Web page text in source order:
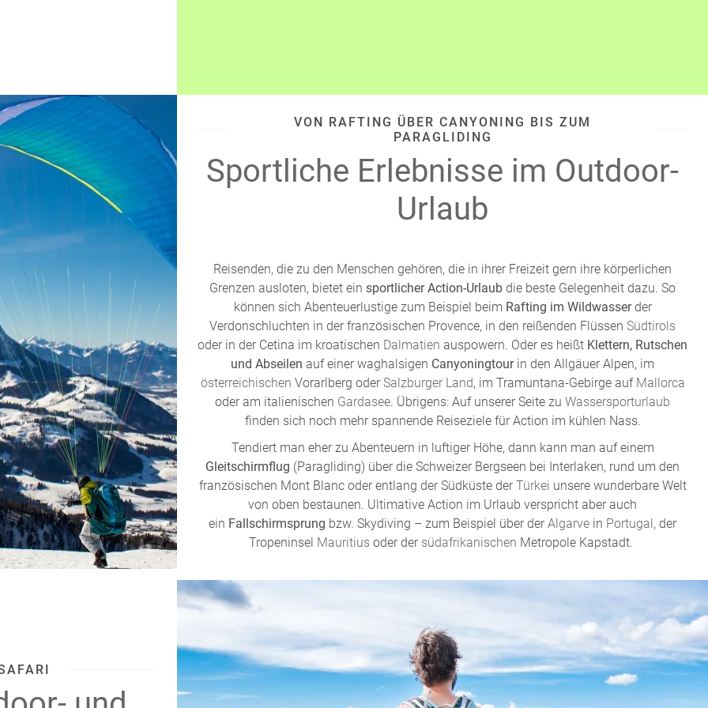
VON RAFTING ÜBER CANYONING BIS ZUM
PARAGLIDING
Sportliche Erlebnisse im Outdoor-
Urlaub
Reisenden, die zu den Menschen gehören, die in ihrer Freizeit gern ihre körperlichen
Grenzen ausloten, bietet ein sportlicher Action-Urlaub die beste Gelegenheit dazu. So
können sich Abenteuerlustige zum Beispiel beim Rafting im Wildwasserder
Verdonschluchten in der französischen Provence, in den reißenden Flüssen Südtirols
oder in der Cetina im kroatischen Dalmatien auspowern. Oder es heißt Klettern, Rutschen
und Abseilen auf einer waghalsigen Canyoningtour in den Allgäuer Alpen, im
österreichischen Vorarlberg oder Salzburger Land, im Tramuntana-Gebirge auf Mallorca
oder am italienischen Gardasee. Übrigens: Auf unserer Seite zu Wassersporturlaub
finden sich noch mehr spannende Reiseziele für Action im kühlen Nass.
Tendiert man eher zu Abenteuern in luftiger Höhe, dann kann man auf einem
Gleitschirmflug (Paragliding) über die Schweizer Bergseen bei Interlaken, rund um den
französischen Mont Blanc oder entlang der Südküste der Türkei unsere wunderbare Welt
von oben bestaunen. Ultimative Action im Urlaub verspricht aber auch
ein Fallschirmsprung bzw. Skydiving – zum Beispiel über der Algarve in Portugal, der
Tropeninsel Mauritius oder der südafrikanischen Metropole Kapstadt.